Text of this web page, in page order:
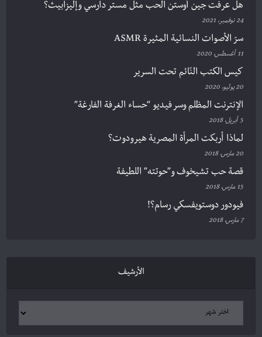
هل عرفت جين أوستن الحب مثل مستر دارسي وإليزابيث؟
24 نوفمبر، 2021
سرّ الأصوات النسائية المثيرة ASMR
11 أغسطس، 2020
كيس الكتب النّائم تحت السرير
20 يوليو، 2020
الإنترنت المظلم وسر فيديو “حساء الغرفة الفارغة”
5 أبريل، 2018
لماذا أربكت المرأة المصرية هيرودوت؟
20 مارس، 2018
قصة حب تشيخوف و”حوتته” اللطيفة
15 مارس، 2018
فيودور دوستويفسكي رسام؟!
7 مارس، 2018
الأرشيف